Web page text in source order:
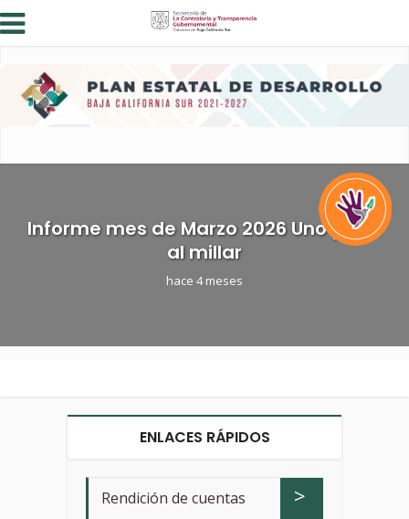
Informe mes de Marzo 2026 Uno y Dos
al millar
hace 4 meses
ENLACES RÁPIDOS
Rendición de cuentas >